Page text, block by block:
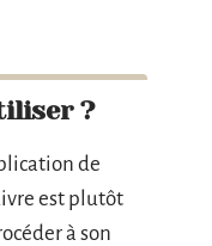
?
de
est plutôt
à son